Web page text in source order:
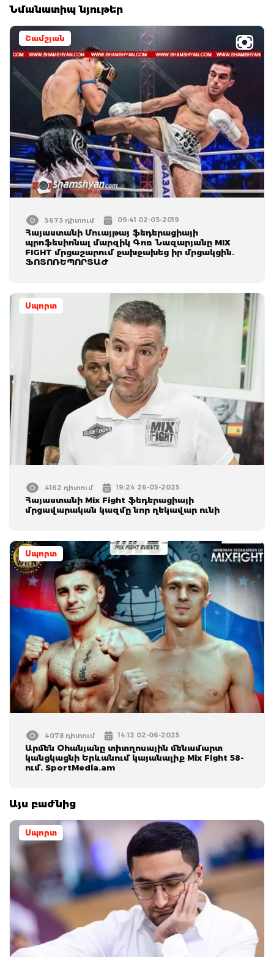
Նմանատիպ նյութեր
Շամշյան
5673 դիտում 09:41 02-03-2019
Հայաստանի Մուայթայ ֆեդերացիայի
պրոֆեսիոնալ մարզիկ Գոռ Նազարյանը MIX
FIGHT մրցաշարում ջախջախեց իր մրցակցին.
ՖՈՏՈՌԵՊՈՐՏԱԺ
Սպորտ
4162 դիտում 19:24 26-05-2025
Հայաստանի Mix Fight ֆեդերացիայի
մրցավարական կազմը նոր ղեկավար ունի
Սպորտ
4078 դիտում 14:12 02-06-2025
Արմեն Օհանյանը տիտղոսային մենամարտ
կանցկացնի Երևանում կայանալիք Mix Fight 58-
ում. SportMedia.am
Այս բաժնից
Սպորտ